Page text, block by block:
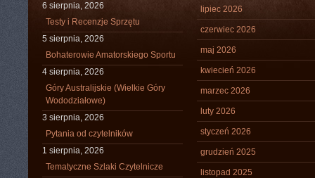
6 sierpnia, 2026
Testy i Recenzje Sprzętu
5 sierpnia, 2026
Bohaterowie Amatorskiego Sportu
4 sierpnia, 2026
Góry Australijskie (Wielkie Góry
Wododziałowe)
3 sierpnia, 2026
Pytania od czytelników
1 sierpnia, 2026
Tematyczne Szlaki Czytelnicze
lipiec 2026
czerwiec 2026
maj 2026
kwiecień 2026
marzec 2026
luty 2026
styczeń 2026
grudzień 2025
listopad 2025